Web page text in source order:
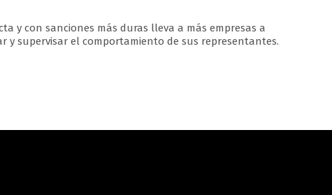
y con sanciones más duras lleva a más empresas a
supervisar el comportamiento de sus representantes.